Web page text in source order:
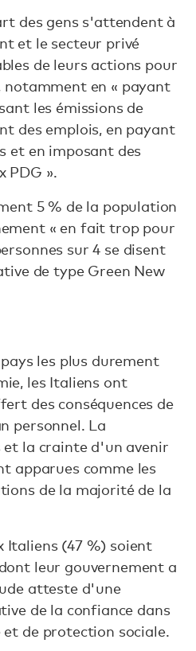
des gens s'attendent à
et le secteur privé
de leurs actions pour
notamment en « payant
les émissions de
des emplois, en payant
et en imposant des
PDG ».
5 % de la population
« en fait trop pour
sur 4 se disent
de type Green New
les plus durement
les Italiens ont
des conséquences de
personnel. La
la crainte d'un avenir
apparues comme les
de la majorité de la
Italiens (47 %) soient
leur gouvernement a
atteste d'une
de la confiance dans
et de protection sociale.